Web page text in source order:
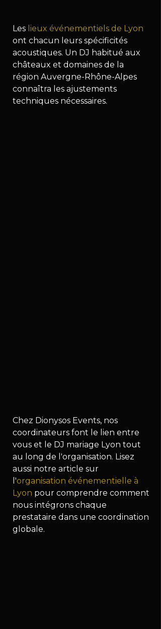
Les lieux événementiels de Lyon
ont chacun leurs spécificités
acoustiques. Un DJ habitué aux
châteaux et domaines de la
région Auvergne-Rhône-Alpes
connaîtra les ajustements
techniques nécessaires.
Chez Dionysos Events, nos
coordinateurs font le lien entre
vous et le DJ mariage Lyon tout
au long de l'organisation. Lisez
aussi notre article sur
l'organisation événementielle à
Lyon pour comprendre comment
nous intégrons chaque
prestataire dans une coordination
globale.